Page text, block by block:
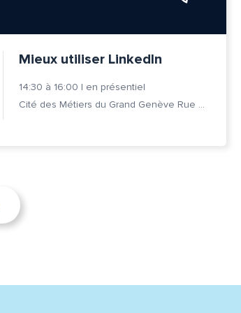
Mieux utiliser LinkedIn
14:30 à 16:00 | en présentiel
Cité des Métiers du Grand Genève Rue Prévost-Martin 6 1205 Genève